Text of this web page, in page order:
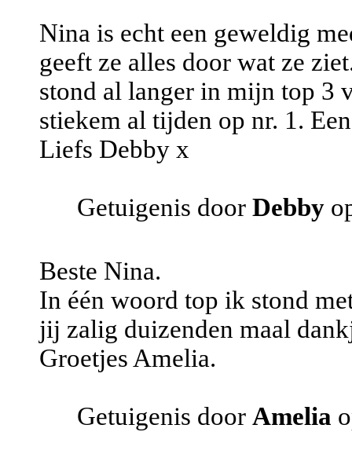
Nina is echt een geweldig
geeft ze alles door wat ze
stond al langer in mijn top 3
stiekem al tijden op nr. 1.
Liefs Debby x
Getuigenis door Debby
Beste Nina.
In één woord top ik stond
jij zalig duizenden maal
Groetjes Amelia.
Getuigenis door Amelia